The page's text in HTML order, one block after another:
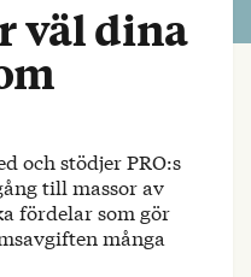
väl dina
och stödjer PRO:s
till massor av
fördelar som gör
många